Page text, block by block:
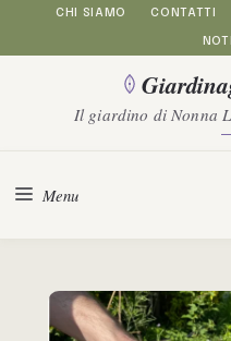
al
contenuto
CHI SIAMO CONTATTI
Il giardino di Nonna
Menu